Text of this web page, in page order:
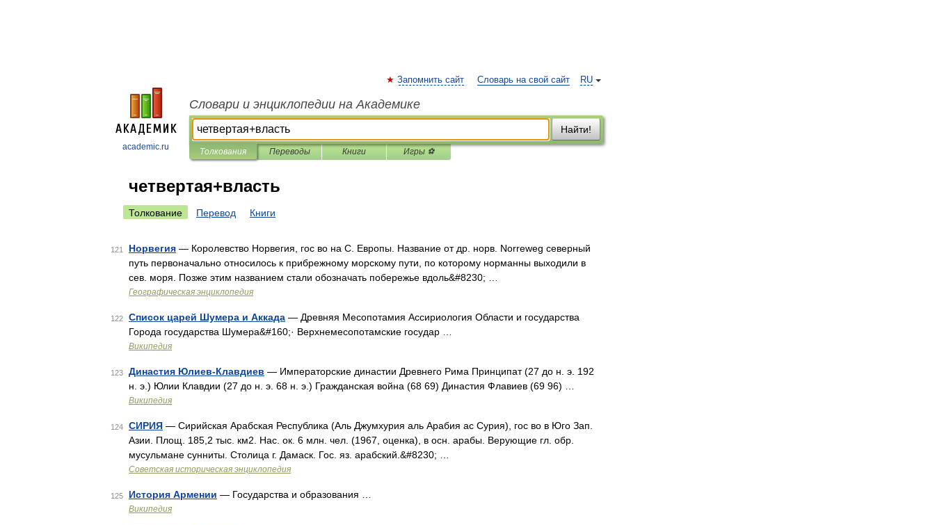
academic.ru
RU
Запомнить сайт Словарь на свой сайт
Словари и энциклопедии на Академике
Найти!
Толкования Переводы Книги Игры ⚽
четвертая+власть
Толкование Перевод Книги
121 Норвегия — Королевство Норвегия, гос во на С. Европы. Название от др. норв. Norreweg северный
путь первоначально относилось к прибрежному морскому пути, по которому норманны выходили в
сев. моря. Позже этим названием стали обозначать побережье вдоль&#8230; …
Географическая энциклопедия
122 Список царей Шумера и Аккада — Древняя Месопотамия Ассириология Области и государства
Города государства Шумера&#160;· Верхнемесопотамские государ …
Википедия
123 Династия Юлиев-Клавдиев — Императорские династии Древнего Рима Принципат (27 до н. э. 192
н. э.) Юлии Клавдии (27 до н. э. 68 н. э.) Гражданская война (68 69) Династия Флавиев (69 96) …
Википедия
124 СИРИЯ — Сирийская Арабская Республика (Аль Джумхурия аль Арабия ас Сурия), гос во в Юго Зап.
Азии. Площ. 185,2 тыс. км2. Нас. ок. 6 млн. чел. (1967, оценка), в осн. арабы. Верующие гл. обр.
мусульмане сунниты. Столица г. Дамаск. Гос. яз. арабский.&#8230; …
Советская историческая энциклопедия
125 История Армении — Государства и образования …
Википедия